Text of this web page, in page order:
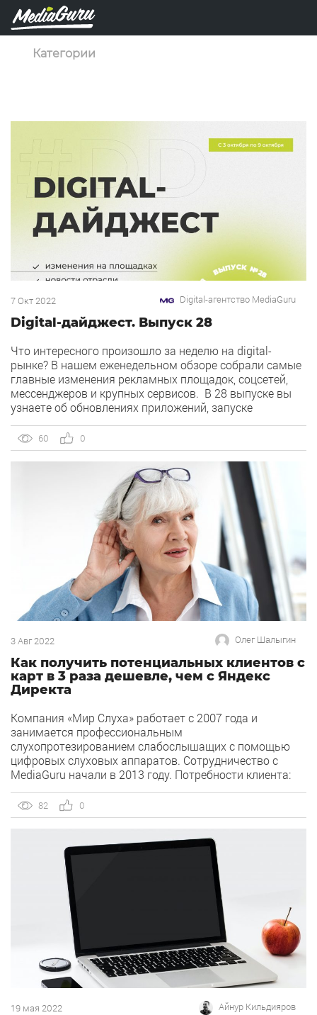
Категории
7 Окт 2022 Digital-агентство MediaGuru
Digital-дайджест. Выпуск 28
Что интересного произошло за неделю на digital-
рынке? В нашем еженедельном обзоре собрали самые
главные изменения рекламных площадок, соцсетей,
мессенджеров и крупных сервисов. В 28 выпуске вы
узнаете об обновлениях приложений, запуске
исследований пользовательского и маркетингового
рынков. Новинки от Яндекса 1) В интерфейсе
Директа появилось навигационное меню для текстово-
60 0
3 Авг 2022 Олег Шалыгин
Как получить потенциальных клиентов с
карт в 3 раза дешевле, чем с Яндекс
Директа
Компания «Мир Слуха» работает с 2007 года и
занимается профессиональным
слухопротезированием слабослышащих с помощью
цифровых слуховых аппаратов. Сотрудничество с
MediaGuru начали в 2013 году. Потребности клиента:
магазинов-салонов «Мир Слуха» и увеличение их
посещаемости, а также дополнительного охвата
онлайн аудитории. Дано: 4 салона м. Третьяковская,
ул. Пятницкая, д.28. м. Сухаревская, ул. […]
82 0
19 мая 2022 Айнур Кильдияров